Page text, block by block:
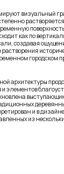
визуальный
как по
создавая
растворения
городском
архитектуры
и элементов
и в
из